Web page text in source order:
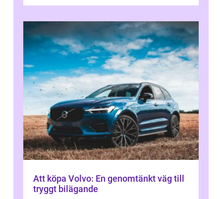
Att köpa Volvo: En genomtänkt väg till
tryggt bilägande